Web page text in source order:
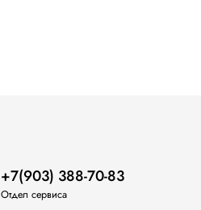
+7(903) 388-70-83
Отдел сервиса